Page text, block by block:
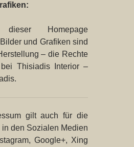
Homepage
und Grafiken sind
– die Rechte
bei Thisiadis Interior –
gilt auch für die
in den Sozialen Medien
Google+, Xing